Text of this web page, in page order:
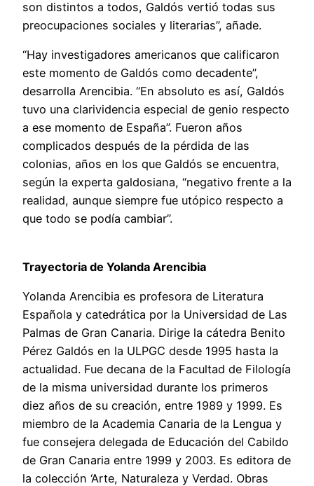
son distintos a todos, Galdós vertió todas sus
preocupaciones sociales y literarias”, añade.
“Hay investigadores americanos que calificaron
este momento de Galdós como decadente”,
desarrolla Arencibia. “En absoluto es así, Galdós
tuvo una clarividencia especial de genio respecto
a ese momento de España”. Fueron años
complicados después de la pérdida de las
colonias, años en los que Galdós se encuentra,
según la experta galdosiana, “negativo frente a la
realidad, aunque siempre fue utópico respecto a
que todo se podía cambiar”.
Trayectoria de Yolanda Arencibia
Yolanda Arencibia es profesora de Literatura
Española y catedrática por la Universidad de Las
Palmas de Gran Canaria. Dirige la cátedra Benito
Pérez Galdós en la ULPGC desde 1995 hasta la
actualidad. Fue decana de la Facultad de Filología
de la misma universidad durante los primeros
diez años de su creación, entre 1989 y 1999. Es
miembro de la Academia Canaria de la Lengua y
fue consejera delegada de Educación del Cabildo
de Gran Canaria entre 1999 y 2003. Es editora de
la colección ‘Arte, Naturaleza y Verdad. Obras